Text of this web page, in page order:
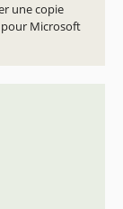
une copie
pour Microsoft